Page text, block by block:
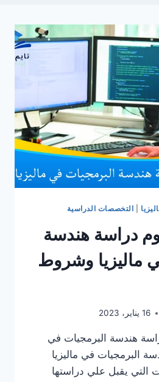
التخصصات الدراسية
دراسة هندسة
ماليزيا وشروط
16 يناير، 2023
هندسة البرمجيات في
البرمجيات في ماليزيا
يقبل علي دراستها